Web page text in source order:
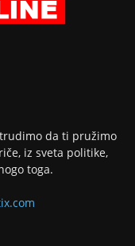
da ti pružimo
iz sveta politike,
toga.